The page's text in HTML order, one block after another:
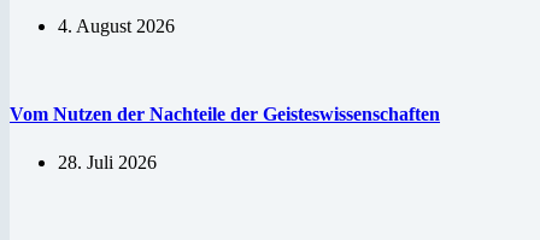
4. August 2026
Vom Nutzen der Nachteile der Geisteswissenschaften
28. Juli 2026